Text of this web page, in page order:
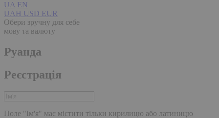
UA EN
UAH USD EUR
Обери зручну для себе
мову та валюту
Руанда
Реєстрація
Поле "Ім'я" має містити тільки кирилицю або латиницю